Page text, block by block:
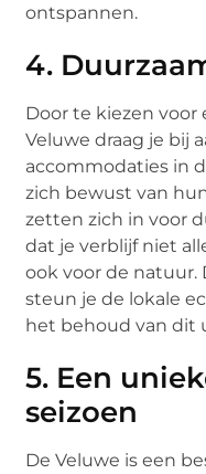
ontspannen.
4.
Door te kiezen
Veluwe draag je bij
accommodaties in
zich bewust van
zetten zich in voor
dat je verblijf niet
ook voor de natuur.
steun je de lokale
het behoud van dit
5. Een
seizoen
De Veluwe is een